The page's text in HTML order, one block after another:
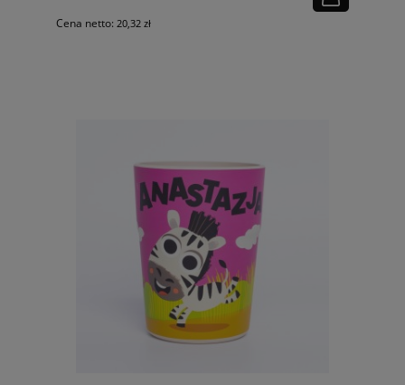
Cena netto: 20,32 zł